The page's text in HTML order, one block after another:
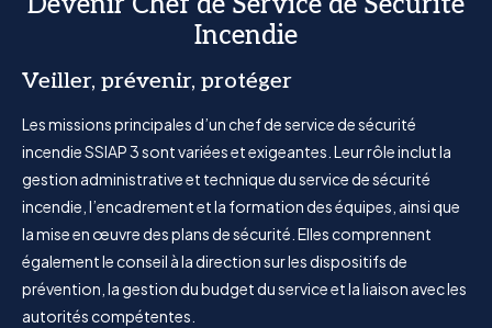
Incendie
Veiller, prévenir, protéger
Les missions principales d’un chef de service de sécurité
incendie SSIAP 3 sont variées et exigeantes. Leur rôle inclut la
gestion administrative et technique du service de sécurité
incendie, l’encadrement et la formation des équipes, ainsi que
la mise en œuvre des plans de sécurité. Elles comprennent
également le conseil à la direction sur les dispositifs de
prévention, la gestion du budget du service et la liaison avec les
autorités compétentes.